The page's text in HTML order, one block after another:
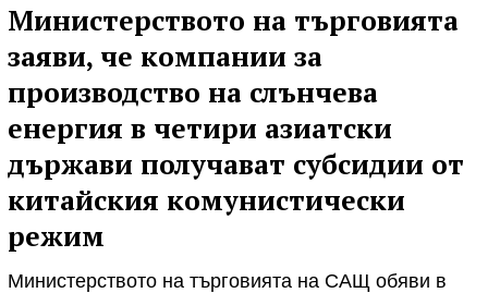
Министерството на търговията
заяви, че компании за
производство на слънчева
енергия в четири азиатски
държави получават субсидии от
китайския комунистически
режим
Министерството на търговията на САЩ обяви в